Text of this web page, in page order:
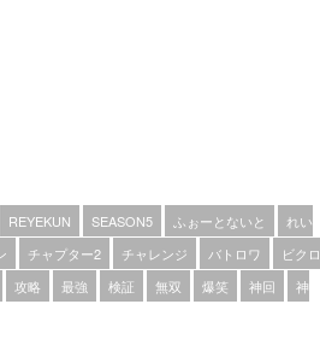
REYEKUN SEASON5 ふぉーとないと
れい
チャプター2 チャレンジ バトロワ
ビクロ
攻略 最強 検証 無双 爆笑 神回
神